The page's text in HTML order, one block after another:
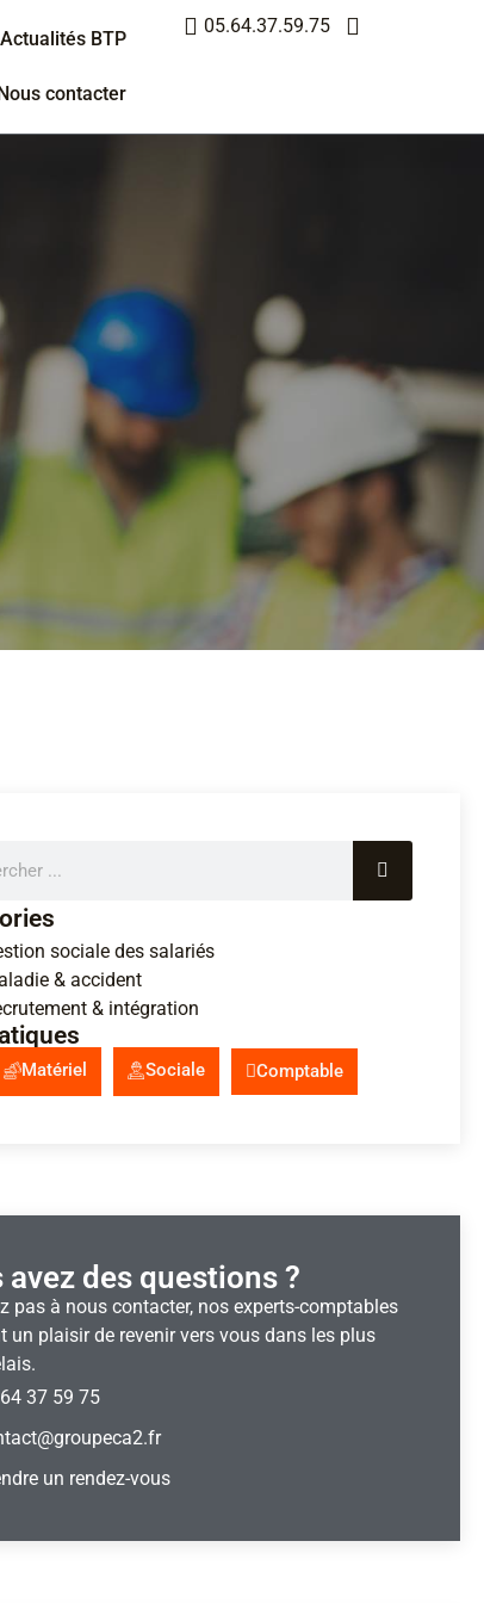
Actualités BTP
contacter
05.64.37.59.75
sociale des salariés
& accident
& intégration
Matériel Sociale Comptable
avez des questions ?
pas à nous contacter, nos experts-comptables
un plaisir de revenir vers vous dans les plus
37 59 75
un rendez-vous